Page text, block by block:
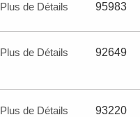
Plus de Détails 95983
Plus de Détails 92649
Plus de Détails 93220